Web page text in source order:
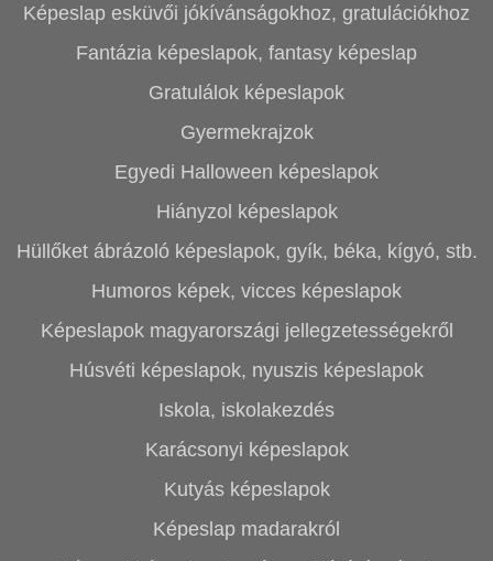
Képeslap esküvői jókívánságokhoz, gratulációkhoz
Fantázia képeslapok, fantasy képeslap
Gratulálok képeslapok
Gyermekrajzok
Egyedi Halloween képeslapok
Hiányzol képeslapok
Hüllőket ábrázoló képeslapok, gyík, béka, kígyó, stb.
Humoros képek, vicces képeslapok
Képeslapok magyarországi jellegzetességekről
Húsvéti képeslapok, nyuszis képeslapok
Iskola, iskolakezdés
Karácsonyi képeslapok
Kutyás képeslapok
Képeslap madarakról